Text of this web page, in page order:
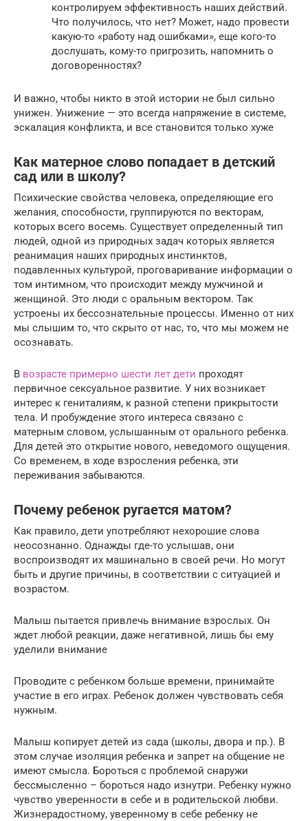
контролируем эффективность наших действий.
Что получилось, что нет? Может, надо провести
какую-то «работу над ошибками», еще кого-то
дослушать, кому-то пригрозить, напомнить о
договоренностях?
И важно, чтобы никто в этой истории не был сильно
унижен. Унижение — это всегда напряжение в системе,
эскалация конфликта, и все становится только хуже
Как матерное слово попадает в детский
сад или в школу?
Психические свойства человека, определяющие его
желания, способности, группируются по векторам,
которых всего восемь. Существует определенный тип
людей, одной из природных задач которых является
реанимация наших природных инстинктов,
подавленных культурой, проговаривание информации о
том интимном, что происходит между мужчиной и
женщиной. Это люди с оральным вектором. Так
устроены их бессознательные процессы. Именно от них
мы слышим то, что скрыто от нас, то, что мы можем не
осознавать.
В возрасте примерно шести лет дети проходят
первичное сексуальное развитие. У них возникает
интерес к гениталиям, к разной степени прикрытости
тела. И пробуждение этого интереса связано с
матерным словом, услышанным от орального ребенка.
Для детей это открытие нового, неведомого ощущения.
Со временем, в ходе взросления ребенка, эти
переживания забываются.
Почему ребенок ругается матом?
Как правило, дети употребляют нехорошие слова
неосознанно. Однажды где-то услышав, они
воспроизводят их машинально в своей речи. Но могут
быть и другие причины, в соответствии с ситуацией и
возрастом.
Малыш пытается привлечь внимание взрослых. Он
ждет любой реакции, даже негативной, лишь бы ему
уделили внимание
Проводите с ребенком больше времени, принимайте
участие в его играх. Ребенок должен чувствовать себя
нужным.
Малыш копирует детей из сада (школы, двора и пр.). В
этом случае изоляция ребенка и запрет на общение не
имеют смысла. Бороться с проблемой снаружи
бессмысленно – бороться надо изнутри. Ребенку нужно
чувство уверенности в себе и в родительской любви.
Жизнерадостному, уверенному в себе ребенку не